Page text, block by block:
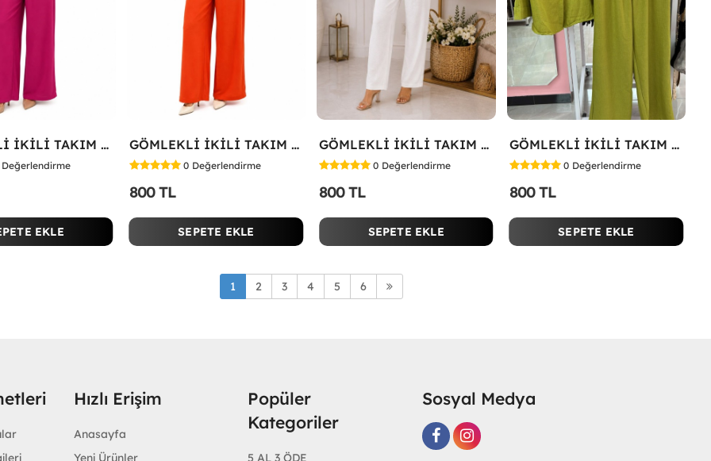
GÖMLEKLİ İKİLİ TAKIM Fuşya
Değerlendirme
EKLE
GÖMLEKLİ İKİLİ TAKIM Kırmızı
0 Değerlendirme
800 TL
SEPETE EKLE
GÖMLEKLİ İKİLİ TAKIM Beyaz
0 Değerlendirme
800 TL
SEPETE EKLE
GÖMLEKLİ İKİLİ TAKIM Yeşil
0 Değerlendirme
800 TL
SEPETE EKLE
1 2 3 4 5 6
Hızlı Erişim
Anasayfa
Yeni Ürünler
Popüler
Kategoriler
5 AL 3 ÖDE
Sosyal Medya